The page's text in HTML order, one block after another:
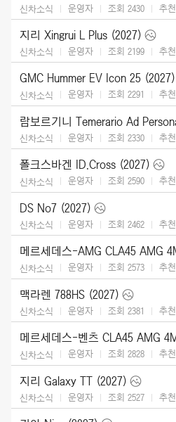
신차소식 운영자 조회 2430 추천
지리 Xingrui L Plus (2027)
신차소식 운영자 조회 2199 추천
GMC Hummer EV Icon 25 (2027)
신차소식 운영자 조회 2291 추천
신차소식 운영자 조회 2330 추천
폴크스바겐 ID.Cross (2027)
신차소식 운영자 조회 2590 추천
DS No7 (2027)
신차소식 운영자 조회 2462 추천
신차소식 운영자 조회 2573 추천
맥라렌 788HS (2027)
신차소식 운영자 조회 2381 추천
신차소식 운영자 조회 2828 추천
지리 Galaxy TT (2027)
신차소식 운영자 조회 2527 추천